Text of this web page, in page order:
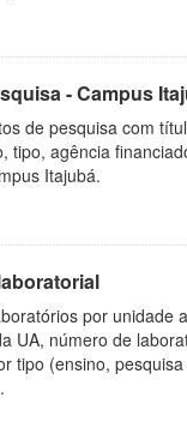
- Campus
de pesquisa com
tipo, agência
Itajubá.
por unidade
UA, número de
tipo (ensino,